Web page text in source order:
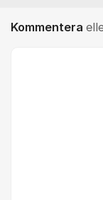
Kommentera